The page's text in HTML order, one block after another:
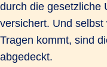
durch die gesetzliche
versichert. Und
Tragen kommt, sind
abgedeckt.